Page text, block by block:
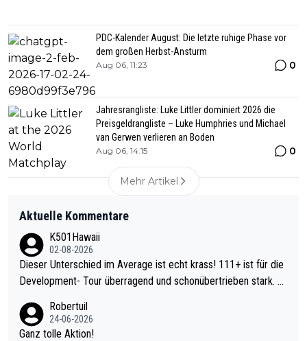
PDC-Kalender August: Die letzte ruhige Phase vor
dem großen Herbst-Ansturm
Aug 06, 11:23 0
Jahresrangliste: Luke Littler dominiert 2026 die
Preisgeldrangliste – Luke Humphries und Michael
van Gerwen verlieren an Boden
Aug 06, 14:15 0
Mehr Artikel
Aktuelle Kommentare
K501Hawaii
02-08-2026
Dieser Unterschied im Average ist echt krass! 111+ ist für die
Development- Tour überragend und schonübertrieben stark. U
mal 40+ erst recht. Da gewinnst keinen Blumentopf - ist ja noc
h krasser wie ein Pokalspiel eines Kreisligisten vs einem Bund
Robertuil
24-06-2026
Ganz tolle Aktion!